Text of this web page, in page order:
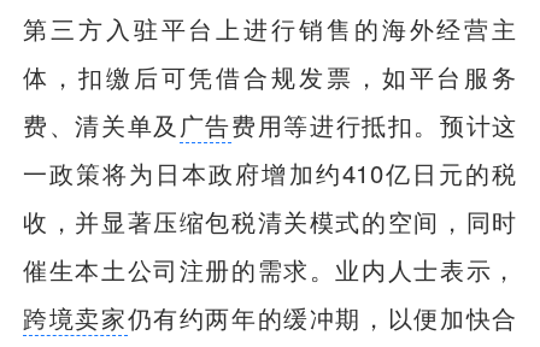
第三方入驻平台上进行销售的海外经营主
体，扣缴后可凭借合规发票，如平台服务
费、清关单及 广告费用等进行抵扣。预计这
一政策将为日本政府增加约410亿日元的税
收，并显著压缩包税清关模式的空间，同时
催生本土公司注册的需求。业内人士表示，
跨境卖家仍有约两年的缓冲期，以便加快合